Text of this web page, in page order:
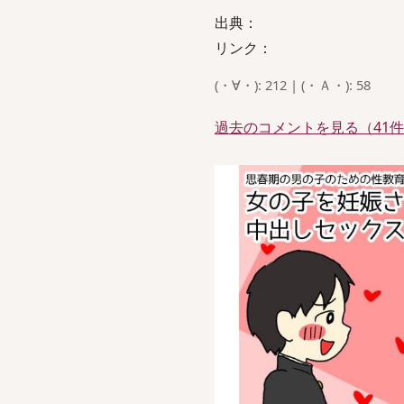
出典：
リンク：
(・∀・): 212 | (・Ａ・): 58
過去のコメントを見る（41